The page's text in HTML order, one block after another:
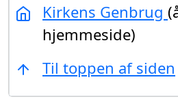
Kirkens Genbrug
hjemmeside)
Til toppen af siden